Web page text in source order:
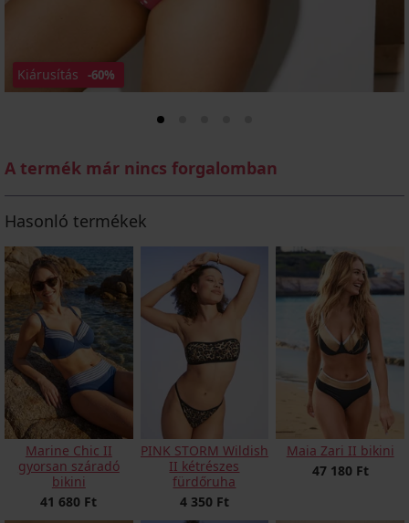
Kiárusítás -60%
A termék már nincs forgalomban
Hasonló termékek
Marine Chic II
gyorsan száradó
bikini
41 680 Ft
PINK STORM Wildish
II kétrészes
fürdőruha
4 350 Ft
Maia Zari II bikini
47 180 Ft